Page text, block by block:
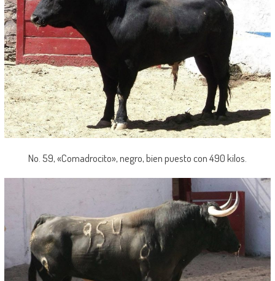
No. 59, «Comadrocito», negro, bien puesto con 490 kilos.